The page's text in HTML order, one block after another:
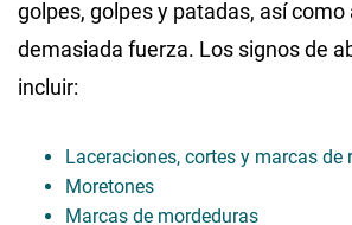
golpes, golpes y patadas, así como
demasiada fuerza. Los signos de
incluir:
Laceraciones, cortes y marcas de
Moretones
Marcas de mordeduras